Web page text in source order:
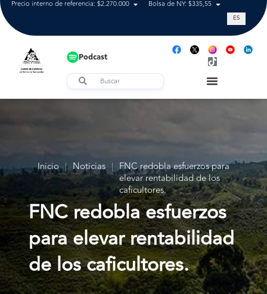
Precio interno de referencia: $2.270.000 Bolsa de NY: $335,55 Tasa de
ES
Podcast
Inicio | Noticias | FNC redobla esfuerzos para
elevar rentabilidad de los
caficultores.
FNC redobla esfuerzos
para elevar rentabilidad
de los caficultores.